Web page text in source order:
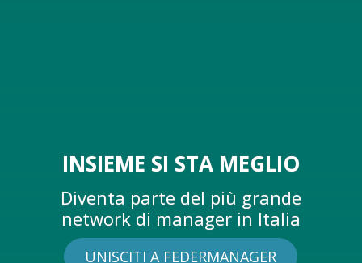
INSIEME SI STA MEGLIO
Diventa parte del più grande
network di manager in Italia
UNISCITI A FEDERMANAGER